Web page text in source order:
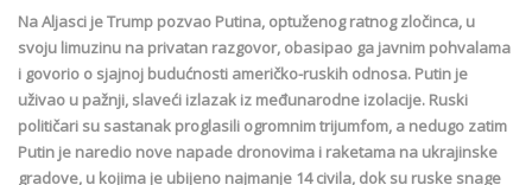
Na Aljasci je Trump pozvao Putina, optuženog ratnog zločinca, u
svoju limuzinu na privatan razgovor, obasipao ga javnim pohvalama
i govorio o sjajnoj budućnosti američko-ruskih odnosa. Putin je
uživao u pažnji, slaveći izlazak iz međunarodne izolacije. Ruski
političari su sastanak proglasili ogromnim trijumfom, a nedugo zatim
Putin je naredio nove napade dronovima i raketama na ukrajinske
gradove, u kojima je ubijeno najmanje 14 civila, dok su ruske snage